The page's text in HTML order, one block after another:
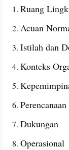
Ruang
Acuan
Istilah dan
Konteks
Perencanaan
Dukungan
Operasional